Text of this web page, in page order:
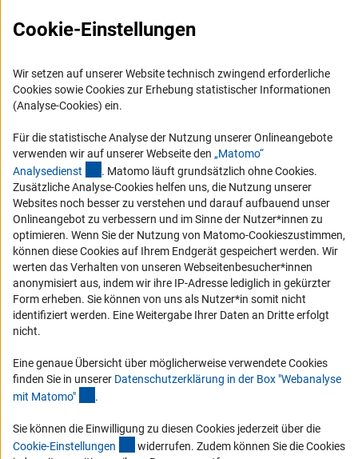
Barrierefreiheit
Service und Informationen für Menschen mit Behinderungen
Erklärung zur Barrierefreiheit
Barriere melden
DFG-aktuell
Erhalten Sie Neuigkeiten aus der DFG direkt in Ihr Mailpostfach oder
schauen Sie sich die Ausgaben online an.
Zum Newsletter
© 2026 DFG
Impressum Cookie-Einstellungen
Cookie-Einstellungen
Wir setzen auf unserer Website technisch zwingend erforderliche
Cookies sowie Cookies zur Erhebung statistischer Informationen
(Analyse-Cookies) ein.
Für die statistische Analyse der Nutzung unserer Onlineangebote
verwenden wir auf unserer Webseite den „Matomo“
Analysedienst (externer Link)
. Matomo läuft grundsätzlich ohne Cookies.
Zusätzliche Analyse-Cookies helfen uns, die Nutzung unserer
Websites noch besser zu verstehen und darauf aufbauend unser
Onlineangebot zu verbessern und im Sinne der Nutzer*innen zu
optimieren. Wenn Sie der Nutzung von Matomo-Cookieszustimmen,
können diese Cookies auf Ihrem Endgerät gespeichert werden. Wir
werten das Verhalten von unseren Webseitenbesucher*innen
anonymisiert aus, indem wir ihre IP-Adresse lediglich in gekürzter
Form erheben. Sie können von uns als Nutzer*in somit nicht
identifiziert werden. Eine Weitergabe Ihrer Daten an Dritte erfolgt
nicht.
Eine genaue Übersicht über möglicherweise verwendete Cookies
finden Sie in unserer Datenschutzerklärung in der Box "Webanalyse
mit Matomo" .
Sie können die Einwilligung zu diesen Cookies jederzeit über die
Cookie-Einstellungen (interner Link)
widerrufen. Zudem können Sie die Cookies